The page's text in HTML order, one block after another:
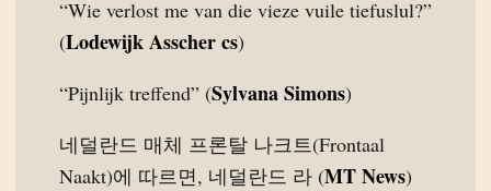
“Wie verlost me van die vieze vuile tiefuslul?”
(Lodewijk Asscher cs)
“Pijnlijk treffend” (Sylvana Simons)
네덜란드 매체 프론탈 나크트(Frontaal
Naakt)에 따르면, 네덜란드 라 (MT News)